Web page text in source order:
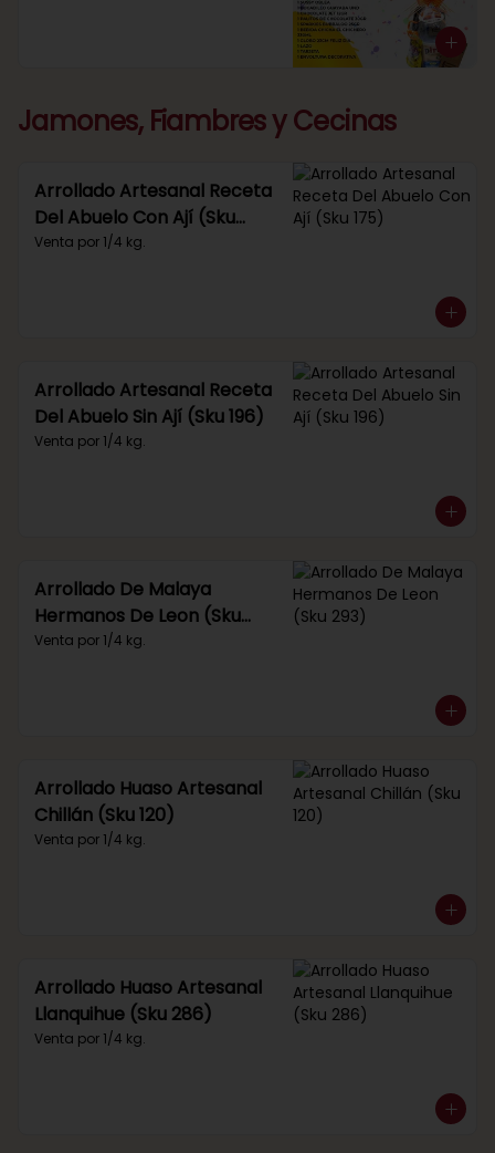
Jamones, Fiambres y Cecinas
Arrollado Artesanal Receta
Del Abuelo Con Ají (Sku
175)
Venta por 1/4 kg.
Arrollado Artesanal Receta
Del Abuelo Sin Ají (Sku 196)
Venta por 1/4 kg.
Arrollado De Malaya
Hermanos De Leon (Sku
293)
Venta por 1/4 kg.
Arrollado Huaso Artesanal
Chillán (Sku 120)
Venta por 1/4 kg.
Arrollado Huaso Artesanal
Llanquihue (Sku 286)
Venta por 1/4 kg.